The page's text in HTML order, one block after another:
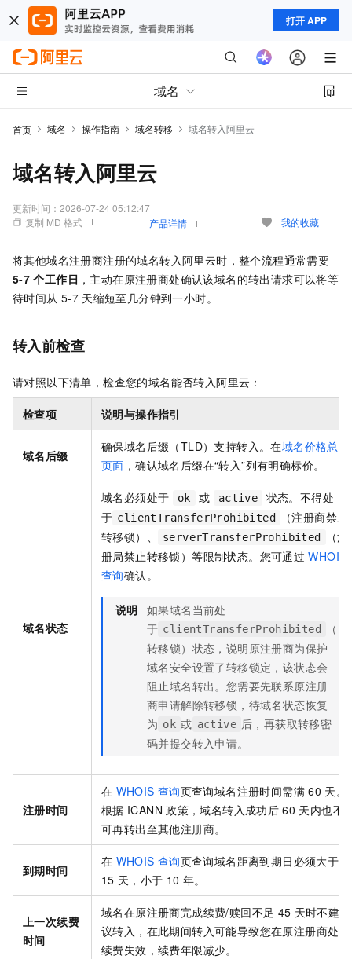
打开 APP
域名
首页 域名 操作指南 域名转移 域名转入阿里云
域名转入阿里云
更新时间： 2026-07-24 05:12:47
复制 MD 格式
产品详情 我的收藏
将其他域名注册商注册的域名转入阿里云时，整个流程通常需要
5-7 个工作日 ，主动在原注册商处确认该域名的转出请求可以将等
待时间从 5-7 天缩短至几分钟到一小时。
转入前检查
请对照以下清单，检查您的域名能否转入阿里云：
检查项 说明与操作指引
域名后缀
确保域名后缀（TLD）支持转入。在域名价格总览
页面 ，确认域名后缀在“转入”列有明确标价。
域名状态
域名必须处于 ok 或 active
状态。不得处
于 clientTransferProhibited
（注册商禁止
转移锁）、
serverTransferProhibited
（注
册局禁止转移锁）等限制状态。您可通过 WHOIS
查询确认。
说明 如果域名当前处
于 clientTransferProhibited
（
转移锁）状态，说明原注册商为保护
域名安全设置了转移锁定，该状态会
阻止域名转出。您需要先联系原注册
商申请解除转移锁，待域名状态恢复
为 ok 或 active 后，再获取转移密
码并提交转入申请。
注册时间
在 WHOIS 查询页查询域名注册时间需满 60 天。
根据 ICANN 政策，域名转入成功后 60 天内也不
可再转出至其他注册商。
到期时间
在 WHOIS 查询页查询域名距离到期日必须大于
15 天，小于 10 年。
上一次续费
时间
域名在原注册商完成续费/赎回不足 45 天时不建
议转入，在此期间转入可能导致您在原注册商处的
续费失效，续费年限减少。